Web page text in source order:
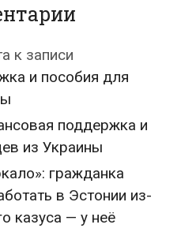
к записи
и пособия для
поддержка и
из Украины
гражданка
в Эстонии из-
казуса — у неё